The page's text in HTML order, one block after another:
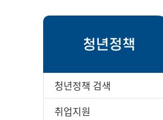
청년정책
청년정책 검색
취업지원